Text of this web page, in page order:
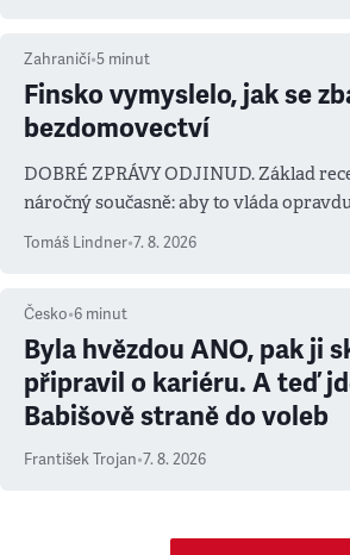
Zahraničí•5 minut
Finsko vymyslelo, jak se
bezdomovectví
DOBRÉ ZPRÁVY ODJINUD. Základ
náročný současně: aby to vláda
prioritu
Tomáš Lindner•7. 8. 2026
Česko•6 minut
Byla hvězdou ANO, pak ji
připravil o kariéru. A teď
Babišově straně do voleb
František Trojan•7. 8. 2026